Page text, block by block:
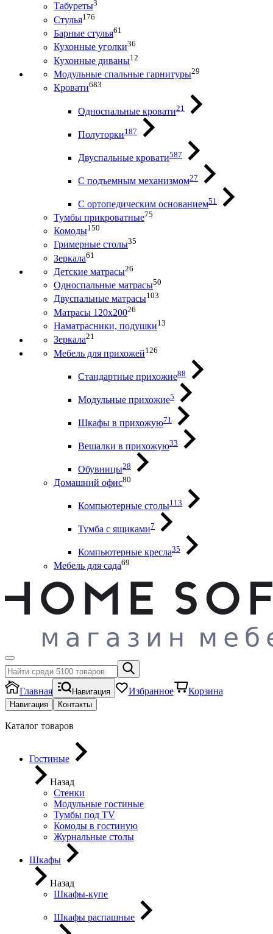
Табуреты3
Стулья176
Барные стулья61
Кухонные уголки36
Кухонные диваны12
Модульные спальные гарнитуры29
Кровати683
Односпальные кровати21
Полуторки187
Двуспальные кровати587
С подъемным механизмом27
С ортопедическим основанием51
Тумбы прикроватные75
Комоды150
Гримерные столы35
Зеркала61
Детские матрасы26
Односпальные матрасы50
Двуспальные матрасы103
Матрасы 120х20026
Наматрасники, подушки13
Зеркала21
Мебель для прихожей126
Стандартные прихожие88
Модульные прихожие5
Шкафы в прихожую71
Вешалки в прихожую33
Обувницы28
Домашний офис80
Компьютерные столы113
Тумба с ящиками7
Компьютерные кресла35
Мебель для сада69
Главная Навигация Избранное Корзина
Навигация Контакты
Каталог товаров
Гостиные
Назад
Стенки
Модульные гостиные
Тумбы под ТV
Комоды в гостиную
Журнальные столы
Шкафы
Назад
Шкафы-купе
Шкафы распашные